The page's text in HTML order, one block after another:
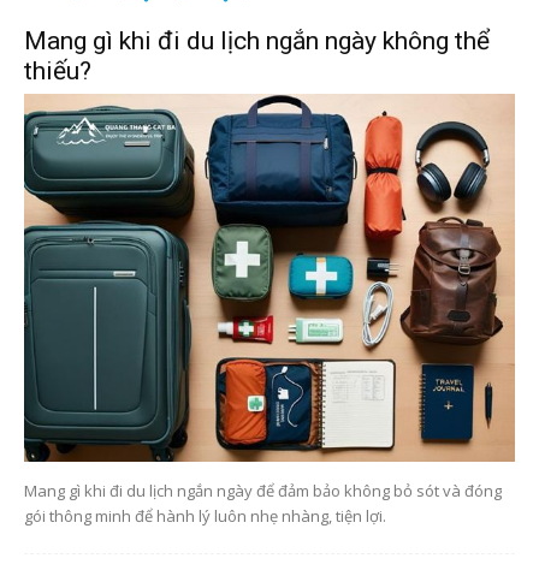
Mang gì khi đi du lịch ngắn ngày không thể
thiếu?
Mang gì khi đi du lịch ngắn ngày để đảm bảo không bỏ sót và đóng
gói thông minh để hành lý luôn nhẹ nhàng, tiện lợi.